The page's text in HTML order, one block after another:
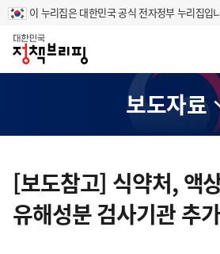
이 누리집은 대한민국 공식 전자정부 누리집입
홈
보도자료
텐
츠
영
[보도참고] 식약처, 액
유해성분 검사기관 추